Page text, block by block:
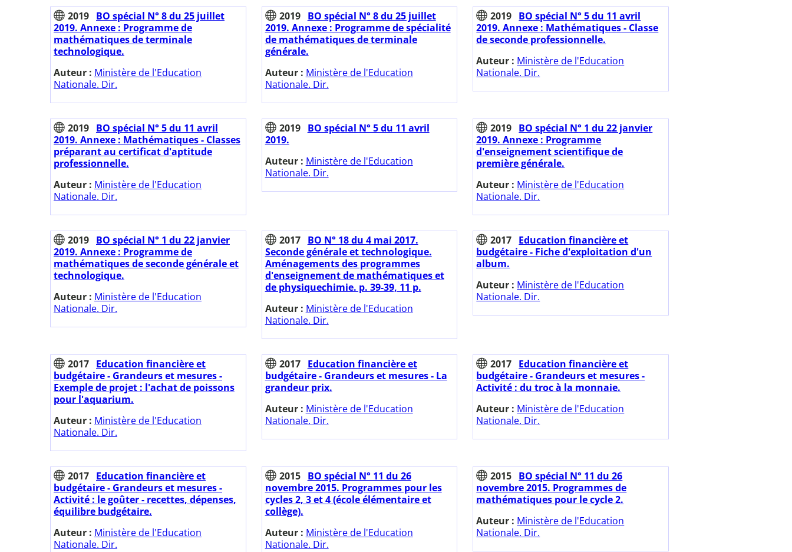
2019 BO spécial N° 8 du 25 juillet
2019. Annexe : Programme de
mathématiques de terminale
technologique.
Auteur : Ministère de l'Education
Nationale. Dir.
2019
BO spécial N° 8 du 25 juillet
2019. Annexe : Programme de spécialité
de mathématiques de terminale
générale.
Auteur : Ministère de l'Education
Nationale. Dir.
2019 BO spécial N° 5 du 11 avril
2019. Annexe : Mathématiques - Classe
de seconde professionnelle.
Auteur : Ministère de l'Education
Nationale. Dir.
2019 BO spécial N° 5 du 11 avril
2019. Annexe : Mathématiques - Classes
préparant au certificat d'aptitude
professionnelle.
Auteur : Ministère de l'Education
Nationale. Dir.
2019
BO spécial N° 5 du 11 avril
2019.
Auteur : Ministère de l'Education
Nationale. Dir.
2019 BO spécial N° 1 du 22 janvier
2019. Annexe : Programme
d'enseignement scientifique de
première générale.
Auteur : Ministère de l'Education
Nationale. Dir.
2019 BO spécial N° 1 du 22 janvier
2019. Annexe : Programme de
mathématiques de seconde générale et
technologique.
Auteur : Ministère de l'Education
Nationale. Dir.
2017
BO N° 18 du 4 mai 2017.
Seconde générale et technologique.
Aménagements des programmes
d'enseignement de mathématiques et
de physiquechimie. p. 39-39, 11 p.
Auteur : Ministère de l'Education
Nationale. Dir.
2017 Education financière et
budgétaire - Fiche d'exploitation d'un
album.
Auteur : Ministère de l'Education
Nationale. Dir.
2017 Education financière et
budgétaire - Grandeurs et mesures -
Exemple de projet : l'achat de poissons
pour l'aquarium.
Auteur : Ministère de l'Education
Nationale. Dir.
2017
Education financière et
budgétaire - Grandeurs et mesures - La
grandeur prix.
Auteur : Ministère de l'Education
Nationale. Dir.
2017 Education financière et
budgétaire - Grandeurs et mesures -
Activité : du troc à la monnaie.
Auteur : Ministère de l'Education
Nationale. Dir.
2017 Education financière et
budgétaire - Grandeurs et mesures -
Activité : le goûter - recettes, dépenses,
équilibre budgétaire.
Auteur : Ministère de l'Education
Nationale. Dir.
2015
BO spécial N° 11 du 26
novembre 2015. Programmes pour les
cycles 2, 3 et 4 (école élémentaire et
collège).
Auteur : Ministère de l'Education
Nationale. Dir.
2015 BO spécial N° 11 du 26
novembre 2015. Programmes de
mathématiques pour le cycle 2.
Auteur : Ministère de l'Education
Nationale. Dir.